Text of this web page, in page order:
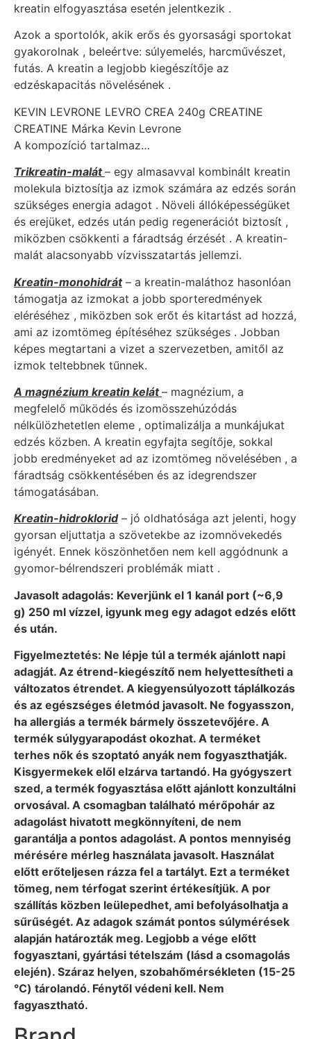
kreatin elfogyasztása esetén jelentkezik .
Azok a sportolók, akik erős és gyorsasági sportokat
gyakorolnak , beleértve: súlyemelés, harcművészet,
futás. A kreatin a legjobb kiegészítője az
edzéskapacitás növelésének .
KEVIN LEVRONE LEVRO CREA 240g CREATINE
CREATINE Márka Kevin Levrone
A kompozíció tartalmaz…
Trikreatin-malát– egy almasavval kombinált kreatin
molekula biztosítja az izmok számára az edzés során
szükséges energia adagot . Növeli állóképességüket
és erejüket, edzés után pedig regenerációt biztosít ,
miközben csökkenti a fáradtság érzését . A kreatin-
malát alacsonyabb vízvisszatartás jellemzi.
Kreatin-monohidrát– a kreatin-maláthoz hasonlóan
támogatja az izmokat a jobb sporteredmények
eléréséhez , miközben sok erőt és kitartást ad hozzá,
ami az izomtömeg építéséhez szükséges . Jobban
képes megtartani a vizet a szervezetben, amitől az
izmok teltebbnek tűnnek.
A magnézium kreatin kelát– magnézium, a
megfelelő működés és izomösszehúzódás
nélkülözhetetlen eleme , optimalizálja a munkájukat
edzés közben. A kreatin egyfajta segítője, sokkal
jobb eredményeket ad az izomtömeg növelésében , a
fáradtság csökkentésében és az idegrendszer
támogatásában.
Kreatin-hidroklorid– jó oldhatósága azt jelenti, hogy
gyorsan eljuttatja a szövetekbe az izomnövekedés
igényét. Ennek köszönhetően nem kell aggódnunk a
gyomor-bélrendszeri problémák miatt .
Javasolt adagolás: Keverjünk el 1 kanál port (~6,9
g) 250 ml vízzel, igyunk meg egy adagot edzés előtt
és után.
Figyelmeztetés: Ne lépje túl a termék ajánlott napi
adagját. Az étrend-kiegészítő nem helyettesítheti a
változatos étrendet. A kiegyensúlyozott táplálkozás
és az egészséges életmód javasolt. Ne fogyasszon,
ha allergiás a termék bármely összetevőjére. A
termék súlygyarapodást okozhat. A terméket
terhes nők és szoptató anyák nem fogyaszthatják.
Kisgyermekek elől elzárva tartandó. Ha gyógyszert
szed, a termék fogyasztása előtt ajánlott konzultálni
orvosával. A csomagban található mérőpohár az
adagolást hivatott megkönnyíteni, de nem
garantálja a pontos adagolást. A pontos mennyiség
mérésére mérleg használata javasolt. Használat
előtt erőteljesen rázza fel a tartályt. Ezt a terméket
tömeg, nem térfogat szerint értékesítjük. A por
szállítás közben leülepedhet, ami befolyásolhatja a
sűrűségét. Az adagok számát pontos súlymérések
alapján határozták meg. Legjobb a vége előtt
fogyasztani, gyártási tételszám (lásd a csomagolás
elején). Száraz helyen, szobahőmérsékleten (15-25
℃) tárolandó. Fénytől védeni kell. Nem
fagyasztható.